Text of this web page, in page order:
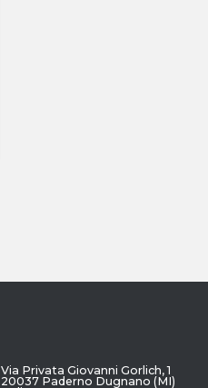
Via Privata Giovanni Gorlich, 1
20037 Paderno Dugnano (MI)